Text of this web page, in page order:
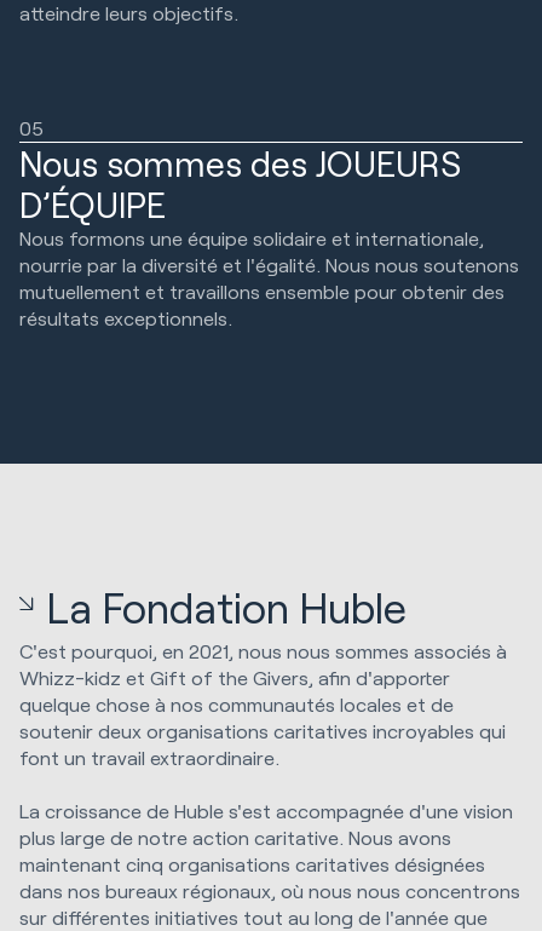
atteindre leurs objectifs.
05
Nous sommes des JOUEURS
D’ÉQUIPE
Nous formons une équipe solidaire et internationale,
nourrie par la diversité et l'égalité. Nous nous soutenons
mutuellement et travaillons ensemble pour obtenir des
résultats exceptionnels.
La Fondation Huble
C'est pourquoi, en 2021, nous nous sommes associés à
Whizz-kidz et Gift of the Givers, afin d'apporter
quelque chose à nos communautés locales et de
soutenir deux organisations caritatives incroyables qui
font un travail extraordinaire.
La croissance de Huble s'est accompagnée d'une vision
plus large de notre action caritative. Nous avons
maintenant cinq organisations caritatives désignées
dans nos bureaux régionaux, où nous nous concentrons
sur différentes initiatives tout au long de l'année que